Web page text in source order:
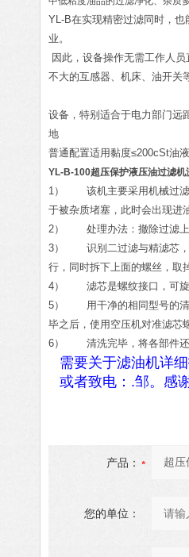
YL-B在实现精密过滤同时，
业。
因此，设备操作无需工作人
不大的互感器、机床、油开关
设备，特别适合于电力部门远
地
普通配置适用黏度≤200cSt油
YL-B-100超压保护液压油过滤机
1） 该机主要采用机械过滤
于被杂质堵塞，此时会出现进
2） 处理办法：撤除过滤上
3） 识别二过滤与精滤芯，
行，同时拆下上面的螺丝，取
4） 滤芯是螺纹接口，可旋
5） 用干净的相同型号的清
毕之后，使用空压机对准滤芯
6） 清洗完毕，将各部件还
需要关于滤油机详
或者致电： .邹。感
产品：
您的单位：